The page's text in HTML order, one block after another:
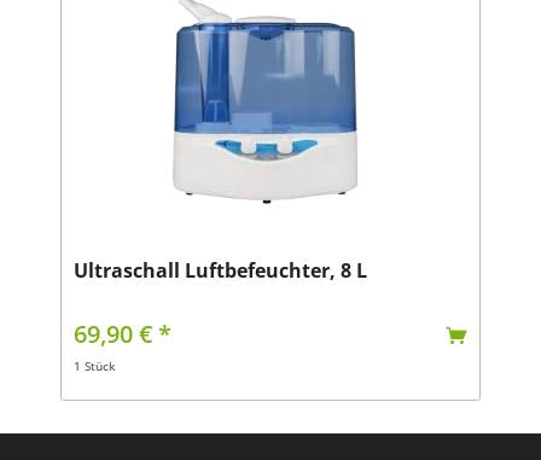
Ultraschall Luftbefeuchter, 8 L
69,90 € *
1 Stück